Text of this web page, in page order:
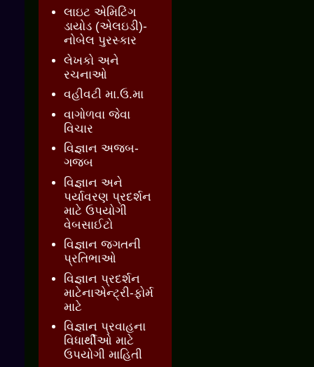
લાઇટ એમિટિંગ
ડાયોડ (એલઇડી)-
નોબેલ પુરસ્કાર
લેખકો અને
રચનાઓ
વહીવટી મા.ઉ.મા
વાગોળવા જેવા
વિચાર
વિજ્ઞાન અજબ-
ગજબ
વિજ્ઞાન અને
પર્યાવરણ પ્રદર્શન
માટે ઉપયોગી
વેબસાઈટો
વિજ્ઞાન જગતની
પ્રતિભાઓ
વિજ્ઞાન પ્રદર્શન
માટેનાએન્ટ્રી-ફોર્મ
માટે
વિજ્ઞાન પ્રવાહના
વિધાર્થીઓ માટે
ઉપયોગી માહિતી